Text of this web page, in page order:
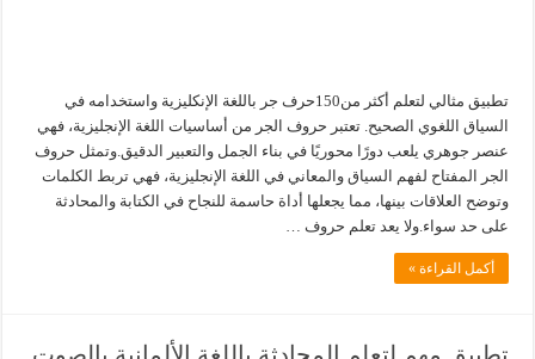
تطبيق مثالي لتعلم أكثر من150حرف جر باللغة الإنكليزية واستخدامه في
السياق اللغوي الصحيح. تعتبر حروف الجر من أساسيات اللغة الإنجليزية، فهي
عنصر جوهري يلعب دورًا محوريًا في بناء الجمل والتعبير الدقيق.وتمثل حروف
الجر المفتاح لفهم السياق والمعاني في اللغة الإنجليزية، فهي تربط الكلمات
وتوضح العلاقات بينها، مما يجعلها أداة حاسمة للنجاح في الكتابة والمحادثة
على حد سواء.ولا يعد تعلم حروف …
أكمل القراءة »